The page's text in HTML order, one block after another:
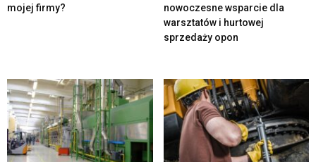
mojej firmy?
nowoczesne wsparcie dla
warsztatów i hurtowej
sprzedaży opon